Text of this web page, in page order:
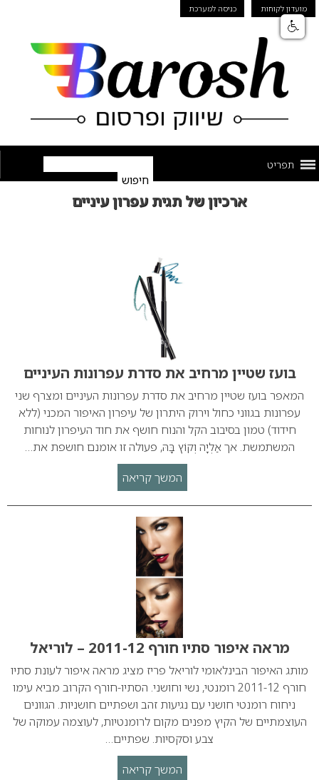
מועדון לקוחות כניסה למערכת
תפריט
ארכיון של תגית עפרון עיניים
בועז שטיין מרחיב את סדרת עפרונות העיניים
המאפר בועז שטיין מרחיב את סדרת עפרונות העיניים ומצרף שני
עפרונות בגווני כחול וירוק היתרון של עיפרון האיפור המכני (ללא
חידוד) טמון בסיבוב הקל והנוח חושף את חוד העיפרון לנוחות
המשתמשת. אך אַלְיָה וְקוֹץ בָּהּ, פעולה זו אומנם חושפת את…
המשך קריאה
מראה איפור סתיו חורף 2011-12 – לוריאל
מותג האיפור הבינלאומי לוריאל פריז מציג מראה איפור לעונת סתיו
חורף 2011-12 רומנטי, נשי וחושני. הסתיו-חורף הקרוב מביא עימו
ניחוח רומנטי חושני עם נגיעות זהב ושפתיים חושניות. הגוונים
העוצמתיים של הקיץ מפנים מקום לרומנטיות, לעוצמה עמוקה של
צבע וסקסיות. שפתיים…
המשך קריאה